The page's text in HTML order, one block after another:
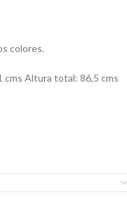
colores.
cms Altura total: 86,5 cms